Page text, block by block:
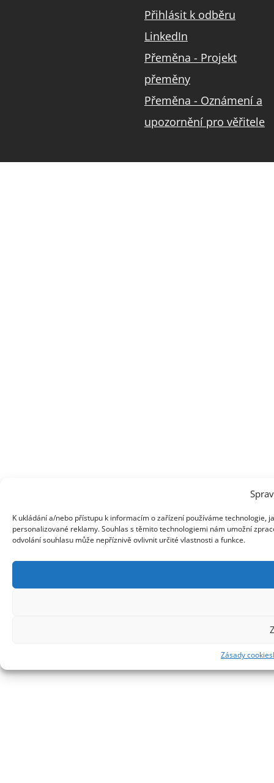
K ukládání a/nebo přístupu k informacím o zařízení používáme technologie,
personalizované reklamy. Souhlas s těmito technologiemi nám umožní
odvolání souhlasu může nepříznivě ovlivnit určité vlastnosti a funkce.
Zásady cookies
Přihlásit k odběru
LinkedIn
Přeměna - Projekt
přeměny
Přeměna - Oznámení a
upozornění pro věřitele